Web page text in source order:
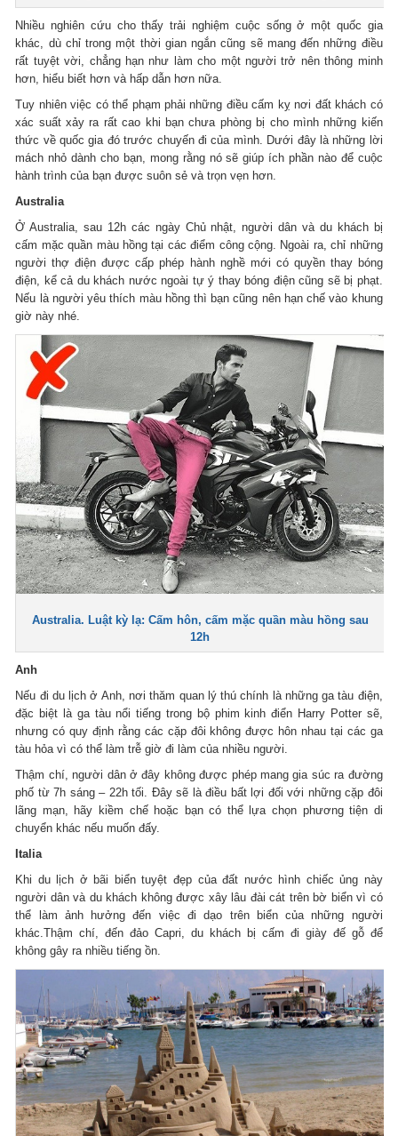
Nhiều nghiên cứu cho thấy trải nghiệm cuộc sống ở một quốc gia
khác, dù chỉ trong một thời gian ngắn cũng sẽ mang đến những điều
rất tuyệt vời, chẳng hạn như làm cho một người trở nên thông minh
hơn, hiểu biết hơn và hấp dẫn hơn nữa.
Tuy nhiên việc có thể phạm phải những điều cấm kỵ nơi đất khách có
xác suất xảy ra rất cao khi bạn chưa phòng bị cho mình những kiến
thức về quốc gia đó trước chuyến đi của mình. Dưới đây là những lời
mách nhỏ dành cho bạn, mong rằng nó sẽ giúp ích phần nào để cuộc
hành trình của bạn được suôn sẻ và trọn vẹn hơn.
Australia
Ở Australia, sau 12h các ngày Chủ nhật, người dân và du khách bị
cấm mặc quần màu hồng tại các điểm công cộng. Ngoài ra, chỉ những
người thợ điện được cấp phép hành nghề mới có quyền thay bóng
điện, kể cả du khách nước ngoài tự ý thay bóng điện cũng sẽ bị phạt.
Nếu là người yêu thích màu hồng thì bạn cũng nên hạn chế vào khung
giờ này nhé.
Australia. Luật kỳ lạ: Cấm hôn, cấm mặc quần màu hồng sau
12h
Anh
Nếu đi du lịch ở Anh, nơi thăm quan lý thú chính là những ga tàu điện,
đặc biệt là ga tàu nổi tiếng trong bộ phim kinh điển Harry Potter sẽ,
nhưng có quy định rằng các cặp đôi không được hôn nhau tại các ga
tàu hỏa vì có thể làm trễ giờ đi làm của nhiều người.
Thậm chí, người dân ở đây không được phép mang gia súc ra đường
phố từ 7h sáng – 22h tối. Đây sẽ là điều bất lợi đối với những cặp đôi
lãng mạn, hãy kiềm chế hoặc bạn có thể lựa chọn phương tiện di
chuyển khác nếu muốn đấy.
Italia
Khi du lịch ở bãi biển tuyệt đẹp của đất nước hình chiếc ủng này
người dân và du khách không được xây lâu đài cát trên bờ biển vì có
thể làm ảnh hưởng đến việc đi dạo trên biển của những người
khác.Thậm chí, đến đảo Capri, du khách bị cấm đi giày đế gỗ để
không gây ra nhiều tiếng ồn.